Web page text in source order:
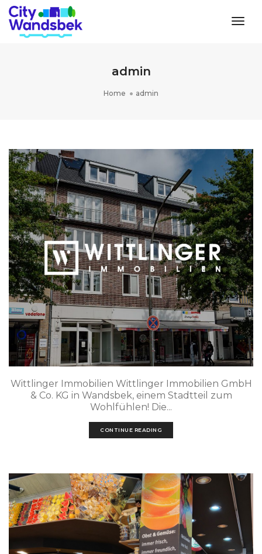
admin
Home admin
Wittlinger Immobilien Wittlinger Immobilien GmbH
& Co. KG in Wandsbek, einem Stadtteil zum
Wohlfühlen! Die...
CONTINUE READING